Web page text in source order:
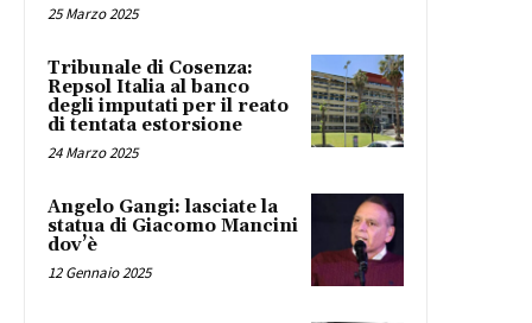
25 Marzo 2025
Tribunale di Cosenza:
Repsol Italia al banco
degli imputati per il reato
di tentata estorsione
24 Marzo 2025
Angelo Gangi: lasciate la
statua di Giacomo Mancini
dov’è
12 Gennaio 2025